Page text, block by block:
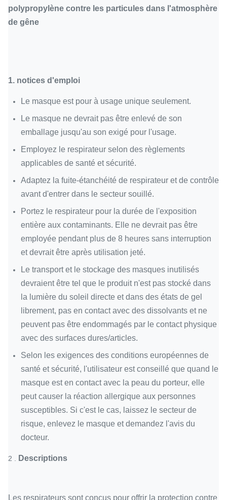
polypropylène contre les particules dans l'atmosphère
de gêne
1. notices d'emploi
Le masque est pour à usage unique seulement.
Le masque ne devrait pas être enlevé de son
emballage jusqu'au son exigé pour l'usage.
Employez le respirateur selon des règlements
applicables de santé et sécurité.
Adaptez la fuite-étanchéité de respirateur et de contrôle
avant d'entrer dans le secteur souillé.
Portez le respirateur pour la durée de l'exposition
entière aux contaminants. Elle ne devrait pas être
employée pendant plus de 8 heures sans interruption
et devrait être après utilisation jeté.
Le transport et le stockage des masques inutilisés
devraient être tel que le produit n'est pas stocké dans
la lumière du soleil directe et dans des états de gel
librement, pas en contact avec des dissolvants et ne
peuvent pas être endommagés par le contact physique
avec des surfaces dures/articles.
Selon les exigences des conditions européennes de
santé et sécurité, l'utilisateur est conseillé que quand le
masque est en contact avec la peau du porteur, elle
peut causer la réaction allergique aux personnes
susceptibles. Si c'est le cas, laissez le secteur de
risque, enlevez le masque et demandez l'avis du
docteur.
2 . Descriptions
Les respirateurs sont conçus pour offrir la protection contre